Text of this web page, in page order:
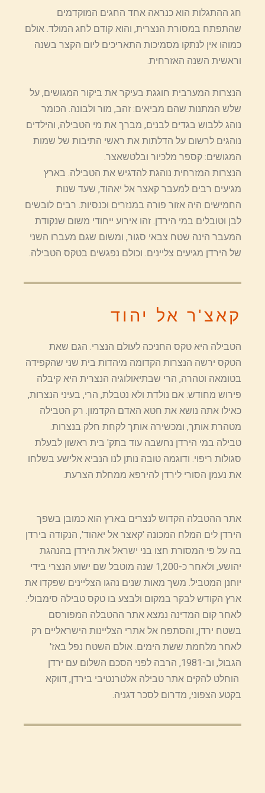
חג ההתגלות הוא כנראה אחד החגים המוקדמים
שהתפתח במסורת הנצרית, והוא קודם לחג המולד. אולם
כמוהו אין לנתקו מסמיכות התאריכים ליום הקצר בשנה
וראשית השנה האזרחית.
הנצרות המערבית חוגגת בעיקר את ביקור המגושים, על
שלש המתנות שהם מביאים: זהב, מור ולבונה. הכומר
נוהג ללבוש בגדים לבנים, מברך את מי הטבילה, והילדים
נוהגים לרשום על הדלתות את ראשי התיבות של שמות
המגושים: קספר מלכיור ובלטשאצר.
הנצרות המזרחית נוהגת להדגיש את הטבילה. בארץ
מגיעים רבים למעבר קאצר אל יאהוד, שעד שנות
החמישים היה אזור פורה במנזרים וכנסיות. רבים לובשים
לבן וטובלים במי הירדן. זהו אירוע ייחודי משום שנקודת
המעבר הינה שטח צבאי סגור, ומשום שגם מעברו השני
של הירדן מגיעים צליינים. וכולם נפגשים בטקס הטבילה.
קאצ'ר אל יהוד
הטבילה היא טקס החניכה לעולם הנצרי. הגם שאת
הטקס ירשה הנצרות הקדומה מיהדות בית שני שהקפידה
בטומאה וטהרה, הרי שבתיאולוגיה הנצרית היא קיבלה
פירוש מחודש: אם נולדת ולא נטבלת, הרי, בעיני הנצרות,
כאילו אתה נושא את חטא האדם הקדמון. רק הטבילה
מטהרת אותך, ומכשירה אותך לקחת חלק בנצרות.
טבילה במי הירדן נחשבה עוד בתק' בית ראשון לבעלת
סגולות ריפוי. ודוגמה טובה נותן לנו הנביא אלישע בשלחו
את נעמן הסורי לירדן להירפא ממחלת הצרעת.
אתר ההטבלה הקדוש לנצרים בארץ הוא כמובן בשפך
הירדן לים המלח המכונה 'קאצר אל יאהוד', הנקודה בירדן
בה על פי המסורת חצו בני ישראל את הירדן בהנהגת
יהושע, ולאחר כ-1,200 שנה מוטבל שם ישוע הנצרי בידי
יוחנן המטביל. משך מאות שנים נהגו הצליינים שפקדו את
ארץ הקודש לבקר במקום ולבצע בו טקס טבילה סימבולי.
לאחר קום המדינה נמצא אתר ההטבלה המפורסם
בשטח ירדן, והסתפח אל אתרי הצליינות הישראליים רק
לאחר מלחמת ששת הימים. אולם השטח נפל באז'
הגבול, וב-1981, הרבה לפני הסכם השלום עם ירדן
הוחלט להקים אתר טבילה אלטרנטיבי בירדן, דווקא
בקטע הצפוני, מדרום לסכר דגניה.